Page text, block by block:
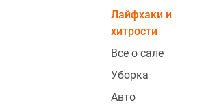
Лайфхаки и
хитрости
Все о сале
Уборка
Авто